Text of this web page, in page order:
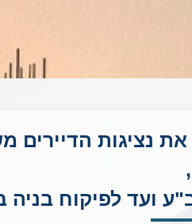
את נציגות
ועד לפיקוח